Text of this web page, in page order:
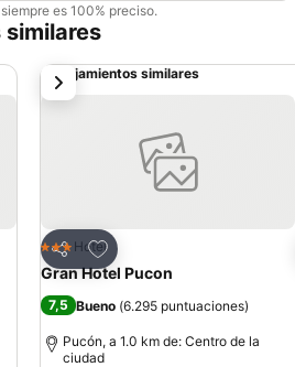
es 100% preciso.
similares
Alojamientos similares
Compartir
Agregar a favoritos
3 Estrellas
Hotel
Gran Hotel Pucon
7,5 Bueno (6.295 puntuaciones)
Pucón, a 1.0 km de: Centro de la
ciudad
siguiente